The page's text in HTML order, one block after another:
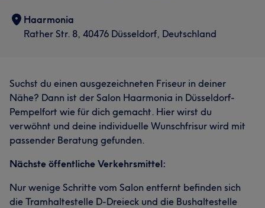
Haarmonia
Rather Str. 8, 40476 Düsseldorf, Deutschland
Suchst du einen ausgezeichneten Friseur in deiner
Nähe? Dann ist der Salon Haarmonia in Düsseldorf-
Pempelfort wie für dich gemacht. Hier wirst du
verwöhnt und deine individuelle Wunschfrisur wird mit
passender Beratung gefunden.
Nächste öffentliche Verkehrsmittel:
Nur wenige Schritte vom Salon entfernt befinden sich
die Tramhaltestelle D-Dreieck und die Bushaltestelle